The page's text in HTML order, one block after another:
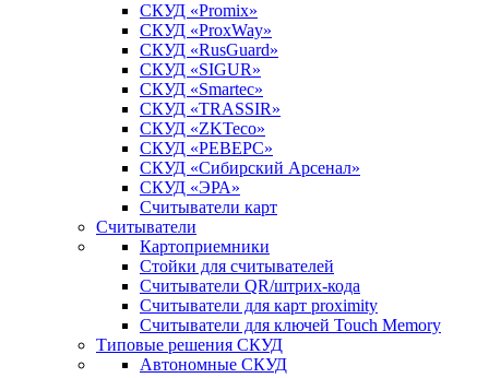
СКУД «Promix»
СКУД «ProxWay»
СКУД «RusGuard»
СКУД «SIGUR»
СКУД «Smartec»
СКУД «TRASSIR»
СКУД «ZKTeco»
СКУД «РЕВЕРС»
СКУД «Сибирский Арсенал»
СКУД «ЭРА»
Считыватели карт
Считыватели
Картоприемники
Стойки для считывателей
Считыватели QR/штрих-кода
Считыватели для карт proximity
Считыватели для ключей Touch Memory
Типовые решения СКУД
Автономные СКУД